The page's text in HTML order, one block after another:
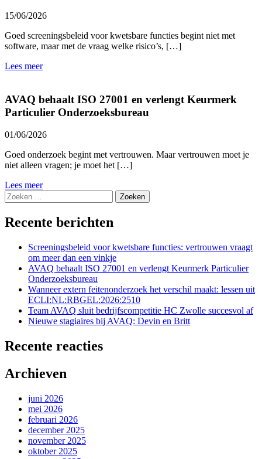
15/06/2026
Goed screeningsbeleid voor kwetsbare functies begint niet met
software, maar met de vraag welke risico’s, […]
Lees meer
AVAQ behaalt ISO 27001 en verlengt Keurmerk
Particulier Onderzoeksbureau
01/06/2026
Goed onderzoek begint met vertrouwen. Maar vertrouwen moet je
niet alleen vragen; je moet het […]
Lees meer
Zoeken
naar:
Recente berichten
Screeningsbeleid voor kwetsbare functies: vertrouwen vraagt
om meer dan een vinkje
AVAQ behaalt ISO 27001 en verlengt Keurmerk Particulier
Onderzoeksbureau
Wanneer extern feitenonderzoek het verschil maakt: lessen uit
ECLI:NL:RBGEL:2026:2510
Team AVAQ sluit bedrijfscompetitie HC Zwolle succesvol af
Nieuwe stagiaires bij AVAQ: Devin en Britt
Recente reacties
Archieven
juni 2026
mei 2026
februari 2026
december 2025
november 2025
oktober 2025